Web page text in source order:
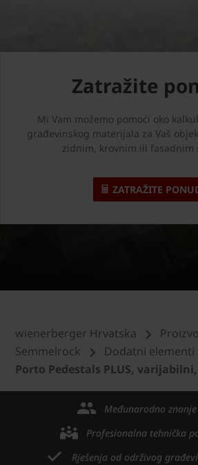
Zatražite
Mi Vam možemo pomoći oko
građevinskog materijala za Vaš
zidnim, krovnim ili fasadnim
ZATRAŽITE
wienerberger Hrvatska
Semmelrock
Dodatni elementi
Porto Pedestals PLUS,
Međunarodno
Profesionalna tehnička
Rješenja od održivog